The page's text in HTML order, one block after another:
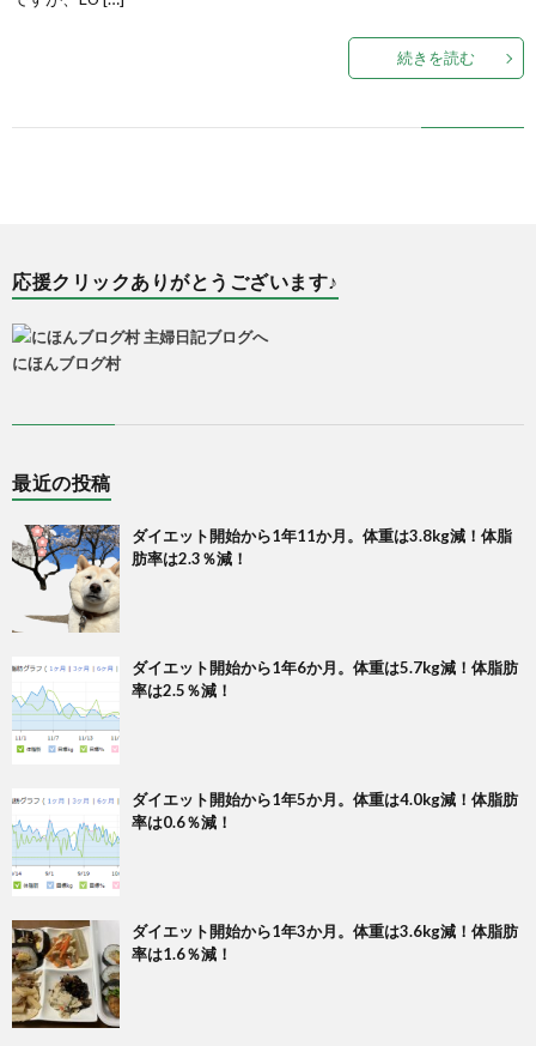
続きを読む
応援クリックありがとうございます♪
にほんブログ村
最近の投稿
ダイエット開始から1年11か月。体重は3.8kg減！体脂
肪率は2.3％減！
ダイエット開始から1年6か月。体重は5.7kg減！体脂肪
率は2.5％減！
ダイエット開始から1年5か月。体重は4.0kg減！体脂肪
率は0.6％減！
ダイエット開始から1年3か月。体重は3.6kg減！体脂肪
率は1.6％減！